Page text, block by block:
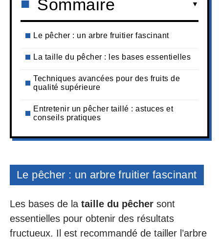
Sommaire
Le pêcher : un arbre fruitier fascinant
La taille du pêcher : les bases essentielles
Techniques avancées pour des fruits de
qualité supérieure
Entretenir un pêcher taillé : astuces et
conseils pratiques
Le pêcher : un arbre fruitier fascinant
Les bases de la taille du pêcher sont
essentielles pour obtenir des résultats
fructueux. Il est recommandé de tailler l’arbre